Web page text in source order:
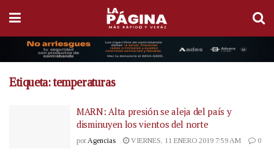
Etiqueta:temperaturas
MARN: Alta presión se aleja del país y
disminuyen los vientos del norte
por Agencias VIERNES, 11 ENERO 2019 7:59 AM 0